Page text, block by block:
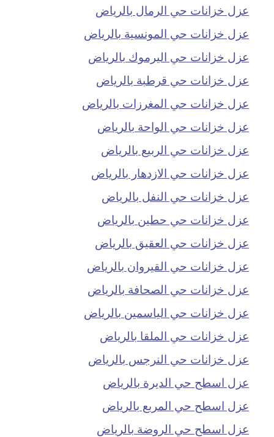
عزل خزانات حي الرمال بالرياض
عزل خزانات حي المونسية بالرياض
عزل خزانات حي اليرموك بالرياض
عزل خزانات حي قرطبة بالرياض
عزل خزانات حي المغرزات بالرياض
عزل خزانات حي الواحة بالرياض
عزل خزانات حي الربيع بالرياض
عزل خزانات حي الازدهار بالرياض
عزل خزانات حي النفل بالرياض
عزل خزانات حي حطين بالرياض
عزل خزانات حي العقيق بالرياض
عزل خزانات حي القيروان بالرياض
عزل خزانات حي الصحافة بالرياض
عزل خزانات حي الياسمين بالرياض
عزل خزانات حي الملقا بالرياض
عزل خزانات حي النرجس بالرياض
عزل اسطح حي الديرة بالرياض
عزل اسطح حي المربع بالرياض
عزل اسطح حي الروضة بالرياض